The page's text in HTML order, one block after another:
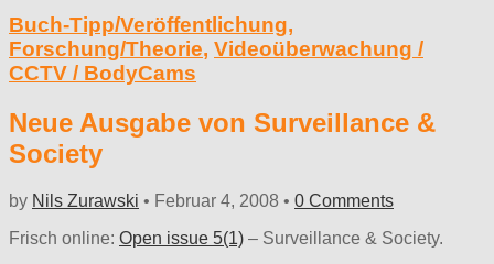
Buch-Tipp/Veröffentlichung,
Forschung/Theorie, Videoüberwachung /
CCTV / BodyCams
Neue Ausgabe von Surveillance &
Society
by Nils Zurawski • Februar 4, 2008 • 0 Comments
Frisch online: Open issue 5(1) – Surveillance & Society.